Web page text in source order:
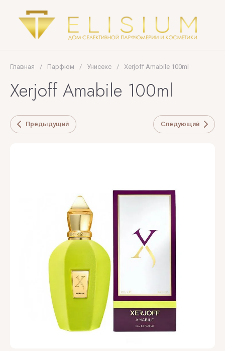
Главная / Парфюм / Унисекс / Xerjoff Amabile 100ml
Xerjoff Amabile 100ml
Предыдущий Следующий
Terenzi
Tom
Ford
PERFUMER
U V
VERONIQUE
GABAI
Versace
Victoria's
Secret
VIKTOR
& ROLF
Z
ZOEVA